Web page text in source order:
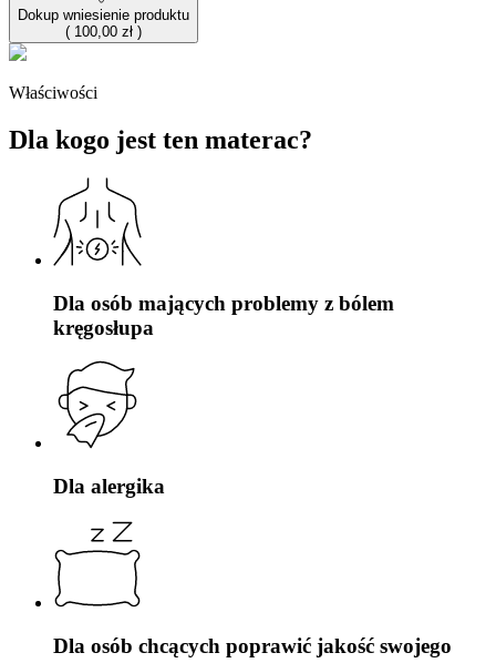
Dokup wniesienie produktu
( 100,00 zł )
Właściwości
Dla kogo jest ten materac?
Dla osób mających problemy z bólem
kręgosłupa
Dla alergika
Dla osób chcących poprawić jakość swojego